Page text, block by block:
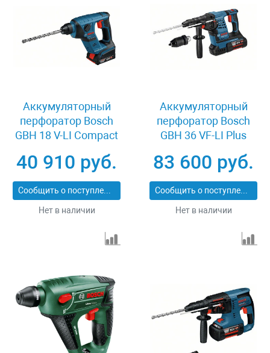
Аккумуляторный
перфоратор Bosch
GBH 18 V-LI Compact
40 910 руб.
Сообщить о поступлении
Нет в наличии
Аккумуляторный
перфоратор Bosch
GBH 36 VF-LI Plus
83 600 руб.
Сообщить о поступлении
Нет в наличии